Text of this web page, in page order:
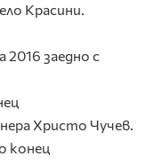
Красини.
заедно с
Христо Чучев.
конец